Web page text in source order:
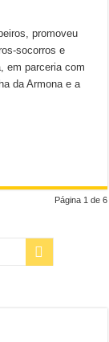
promoveu
socorros e
em parceria com
da Armona e a
Página 1 de 6